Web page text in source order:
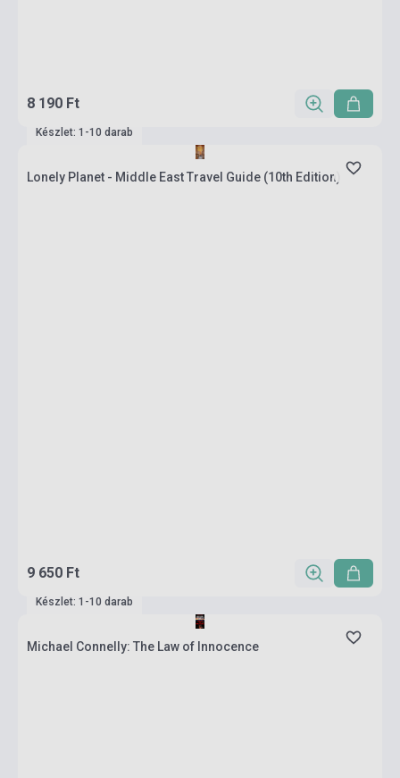
8 190 Ft
Készlet: 1-10 darab
Lonely Planet - Middle East Travel Guide (10th Edition)
9 650 Ft
Készlet: 1-10 darab
Michael Connelly: The Law of Innocence